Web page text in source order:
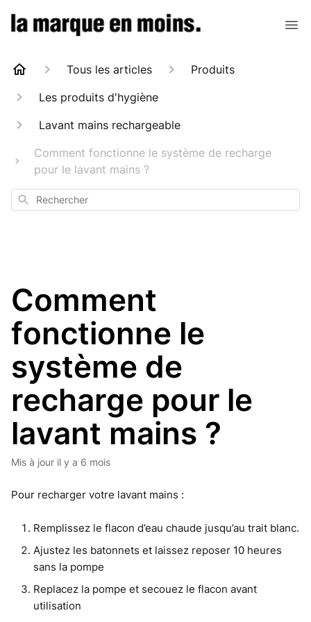
Tous les articles
Produits
Les produits d'hygiène
Lavant mains rechargeable
Comment fonctionne le système de recharge
pour le lavant mains ?
Rechercher
Comment
fonctionne le
système de
recharge pour le
lavant mains ?
Mis à jour il y a 6 mois
Pour recharger votre lavant mains :
Remplissez le flacon d’eau chaude jusqu’au trait blanc.
Ajustez les batonnets et laissez reposer 10 heures
sans la pompe
Replacez la pompe et secouez le flacon avant
utilisation